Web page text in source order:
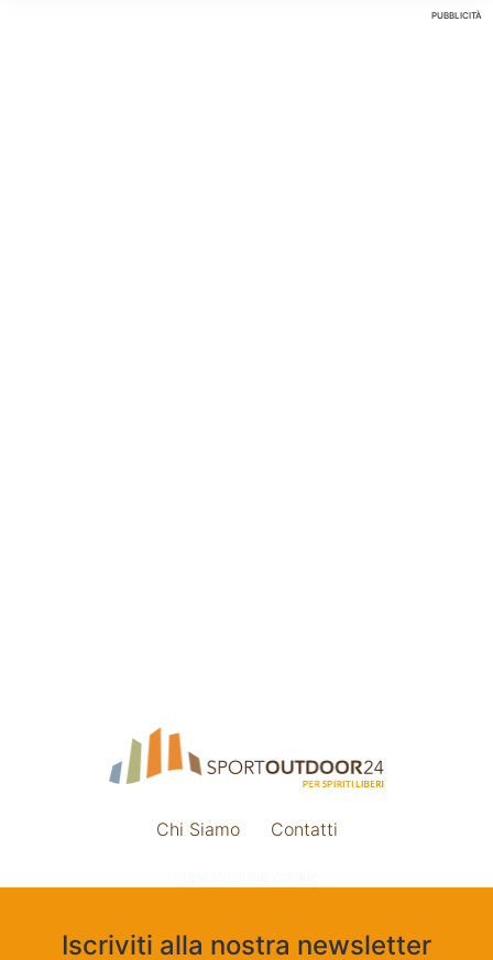
PUBBLICITÀ
Chi Siamo Contatti
Iscriviti alla nostra newsletter